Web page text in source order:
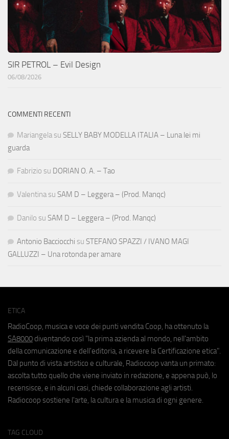
SIR PETROL – Evil Design
06/08/2026
COMMENTI RECENTI
Mariangela su SELLY BABY MODELLA ITALIA – Luna lei mi
guarda
Fabrizio su DORIAN O. A. – Tao
Valentina su SAM D – Leggera – (Prod. Manqc)
Danilo su SAM D – Leggera – (Prod. Manqc)
Antonio Bacciocchi su STEFANO SPAZZI / IVANO MAGI
GALLUZZI – Una rotonda per amare
ETICA
RadioCoop, musica e voce dei punti vendita Coop, ha ottenuto la
SA8000 diventando così "la prima azienda al mondo, nell'ambito
della comunicazione e dell'editoria, a ricevere la Certificazione etica".
Dal punto di vista artistico e culturale, Radiocoop vanta un primato:
ascolta tutto quello che viene inviato in redazione, e appena può, lo
recensisce, e in alcuni casi, chiede collaborazione agli artisti.
Radiocoop sostiene l'arte, la cultura e la musica di ogni genere.
TAG CLOUD